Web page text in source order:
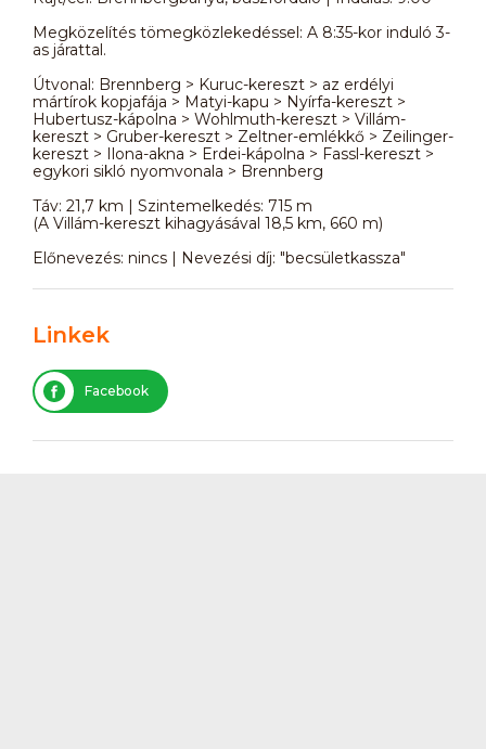
Megközelítés tömegközlekedéssel: A 8:35-kor induló 3-
as járattal.
Útvonal: Brennberg > Kuruc-kereszt > az erdélyi
mártírok kopjafája > Matyi-kapu > Nyírfa-kereszt >
Hubertusz-kápolna > Wohlmuth-kereszt > Villám-
kereszt > Gruber-kereszt > Zeltner-emlékkő > Zeilinger-
kereszt > Ilona-akna > Erdei-kápolna > Fassl-kereszt >
egykori sikló nyomvonala > Brennberg
Táv: 21,7 km | Szintemelkedés: 715 m
(A Villám-kereszt kihagyásával 18,5 km, 660 m)
Előnevezés: nincs | Nevezési díj: "becsületkassza"
Linkek
Facebook